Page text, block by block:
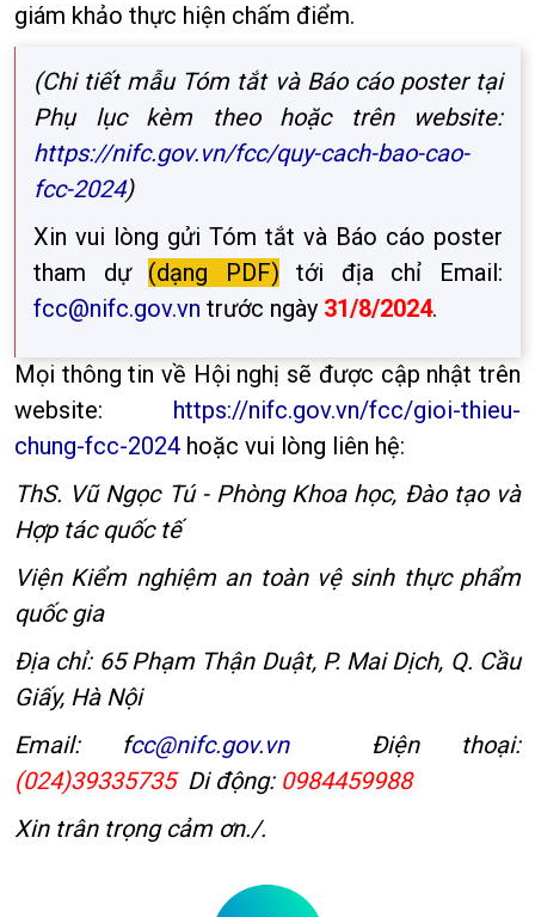
giám khảo thực hiện chấm điểm.
(Chi tiết mẫu Tóm tắt và Báo cáo poster tại
Phụ lục kèm theo hoặc trên website:
https://nifc.gov.vn/fcc/quy-cach-bao-cao-
fcc-2024)
Xin vui lòng gửi Tóm tắt và Báo cáo poster
tham dự (dạng PDF)
tới địa chỉ Email:
fcc@nifc.gov.vn trước ngày 31/8/2024.
Mọi thông tin về Hội nghị sẽ được cập nhật trên
website: https://nifc.gov.vn/fcc/gioi-thieu-
chung-fcc-2024 hoặc vui lòng liên hệ:
ThS. Vũ Ngọc Tú - Phòng Khoa học, Đào tạo và
Hợp tác quốc tế
Viện Kiểm nghiệm an toàn vệ sinh thực phẩm
quốc gia
Địa chỉ: 65 Phạm Thận Duật, P. Mai Dịch, Q. Cầu
Giấy, Hà Nội
Email: fcc@nifc.gov.vnĐiện thoại:
(024)39335735Di động: 0984459988
Xin trân trọng cảm ơn./.